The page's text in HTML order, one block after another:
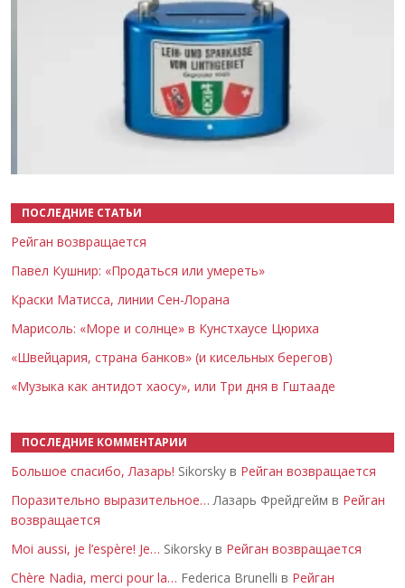
ПОСЛЕДНИЕ СТАТЬИ
Рейган возвращается
Павел Кушнир: «Продаться или умереть»
Краски Матисса, линии Сен-Лорана
Марисоль: «Море и солнце» в Кунстхаусе Цюриха
«Швейцария, страна банков» (и кисельных берегов)
«Музыка как антидот хаосу», или Три дня в Гштааде
ПОСЛЕДНИЕ КОММЕНТАРИИ
Большое спасибо, Лазарь! Sikorsky в Рейган возвращается
Поразительно выразительное… Лазарь Фрейдгейм в Рейган
возвращается
Moi aussi, je l’espère! Je… Sikorsky в Рейган возвращается
Chère Nadia, merci pour la… Federica Brunelli в Рейган